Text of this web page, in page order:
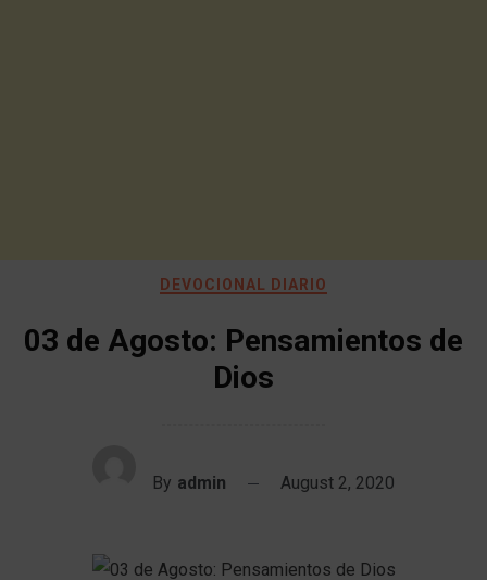
DEVOCIONAL DIARIO
03 de Agosto: Pensamientos de
Dios
By admin August 2, 2020